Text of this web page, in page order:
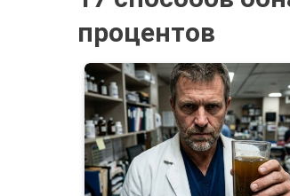
процентов